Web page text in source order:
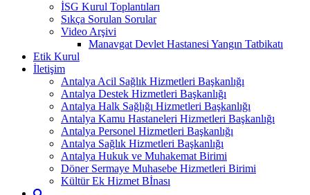
İSG Kurul Toplantıları
Sıkça Sorulan Sorular
Video Arşivi
Manavgat Devlet Hastanesi Yangın Tatbikatı
Etik Kurul
İletişim
Antalya Acil Sağlık Hizmetleri Başkanlığı
Antalya Destek Hizmetleri Başkanlığı
Antalya Halk Sağlığı Hizmetleri Başkanlığı
Antalya Kamu Hastaneleri Hizmetleri Başkanlığı
Antalya Personel Hizmetleri Başkanlığı
Antalya Sağlık Hizmetleri Başkanlığı
Antalya Hukuk ve Muhakemat Birimi
Döner Sermaye Muhasebe Hizmetleri Birimi
Kültür Ek Hizmet Bİnası